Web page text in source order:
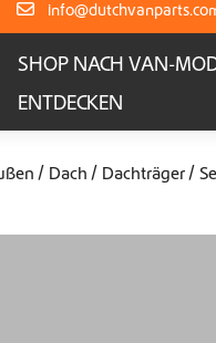
SHOP NACH VAN-
ENTDECKEN
Dach Dachträger